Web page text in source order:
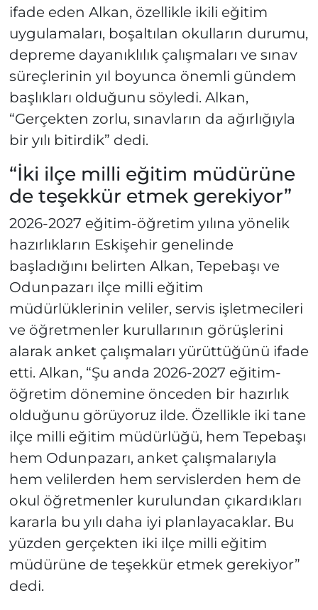
ifade eden Alkan, özellikle ikili eğitim
uygulamaları, boşaltılan okulların durumu,
depreme dayanıklılık çalışmaları ve sınav
süreçlerinin yıl boyunca önemli gündem
başlıkları olduğunu söyledi. Alkan,
“Gerçekten zorlu, sınavların da ağırlığıyla
bir yılı bitirdik” dedi.
“İki ilçe milli eğitim müdürüne
de teşekkür etmek gerekiyor”
2026-2027 eğitim-öğretim yılına yönelik
hazırlıkların Eskişehir genelinde
başladığını belirten Alkan, Tepebaşı ve
Odunpazarı ilçe milli eğitim
müdürlüklerinin veliler, servis işletmecileri
ve öğretmenler kurullarının görüşlerini
alarak anket çalışmaları yürüttüğünü ifade
etti. Alkan, “Şu anda 2026-2027 eğitim-
öğretim dönemine önceden bir hazırlık
olduğunu görüyoruz ilde. Özellikle iki tane
ilçe milli eğitim müdürlüğü, hem Tepebaşı
hem Odunpazarı, anket çalışmalarıyla
hem velilerden hem servislerden hem de
okul öğretmenler kurulundan çıkardıkları
kararla bu yılı daha iyi planlayacaklar. Bu
yüzden gerçekten iki ilçe milli eğitim
müdürüne de teşekkür etmek gerekiyor”
dedi.